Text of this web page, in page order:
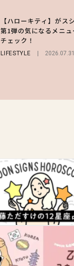
【ハローキティ】が
第1弾の気になるメニ
チェック！
LIFESTYLE 2026.07.31
【SNIDEL】長濱ねる
ッドな秋はじめ｜2026
【GU】夏の“主役級”
ー＆可愛すぎる「大人
選
FASHION 2026.07.19